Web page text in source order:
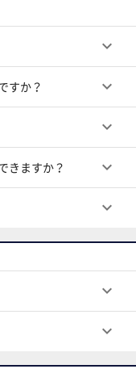
keyboard_arrow_down
すか？ keyboard_arrow_down
keyboard_arrow_down
きますか？ keyboard_arrow_down
keyboard_arrow_down
keyboard_arrow_down
keyboard_arrow_down